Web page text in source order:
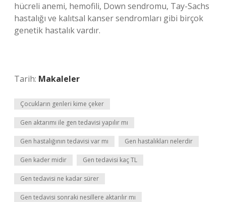
hücreli anemi, hemofili, Down sendromu, Tay-Sachs
hastalığı ve kalıtsal kanser sendromları gibi birçok
genetik hastalık vardır.
Tarih: Makaleler
Çocukların genleri kime çeker
Gen aktarımı ile gen tedavisi yapılır mı
Gen hastalığının tedavisi var mı Gen hastalıkları nelerdir
Gen kader midir Gen tedavisi kaç TL
Gen tedavisi ne kadar sürer
Gen tedavisi sonraki nesillere aktarılır mı